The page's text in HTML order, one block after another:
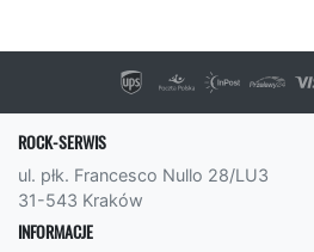
ROCK-SERWIS
ul. płk. Francesco Nullo 28/LU3
31-543 Kraków
INFORMACJE